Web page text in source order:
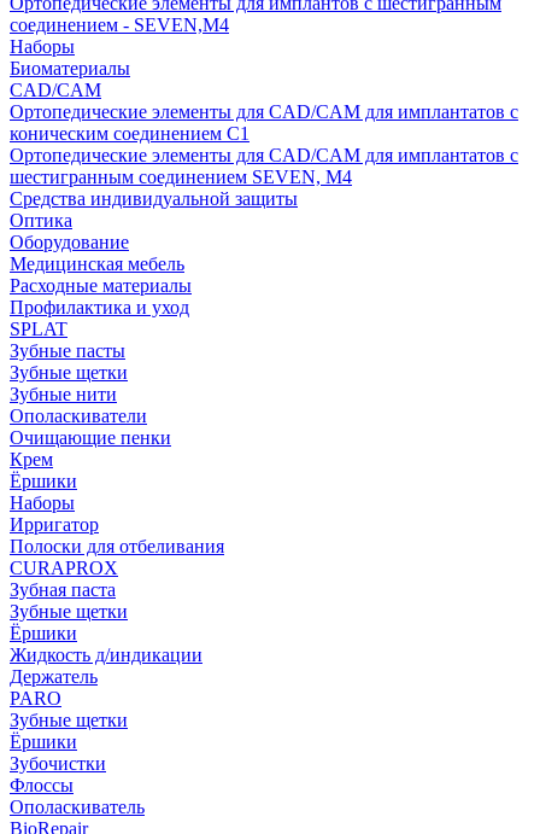
соединением - SEVEN,M4
Наборы
Биоматериалы
CAD/CAM
Ортопедические элементы для CAD/CAM для имплантатов с
коническим соединением С1
Ортопедические элементы для CAD/CAM для имплантатов с
шестигранным соединением SEVEN, М4
Средства индивидуальной защиты
Оптика
Оборудование
Медицинская мебель
Расходные материалы
Профилактика и уход
SPLAT
Зубные пасты
Зубные щетки
Зубные нити
Ополаскиватели
Очищающие пенки
Крем
Ёршики
Наборы
Ирригатор
Полоски для отбеливания
CURAPROX
Зубная паста
Зубные щетки
Ёршики
Жидкость д/индикации
Держатель
PARO
Зубные щетки
Ёршики
Зубочистки
Флоссы
Ополаскиватель
BioRepair